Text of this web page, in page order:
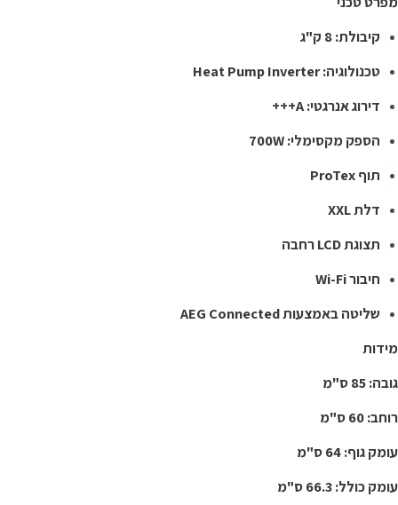
קיבולת: 8 ק"ג
טכנולוגיה: Heat Pump Inverter
דירוג אנרגטי: A+++
הספק מקסימלי: 700W
תוף ProTex
דלת XXL
תצוגת LCD רחבה
חיבור Wi-Fi
שליטה באמצעות AEG Connected
85 ס"מ
60 ס"מ
גוף: 64 ס"מ
כולל: 66.3 ס"מ